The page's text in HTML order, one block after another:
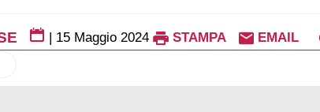
| 15 Maggio 2024 STAMPA EMAIL
precedente: Pinsami: un finanziamento di 10 milioni